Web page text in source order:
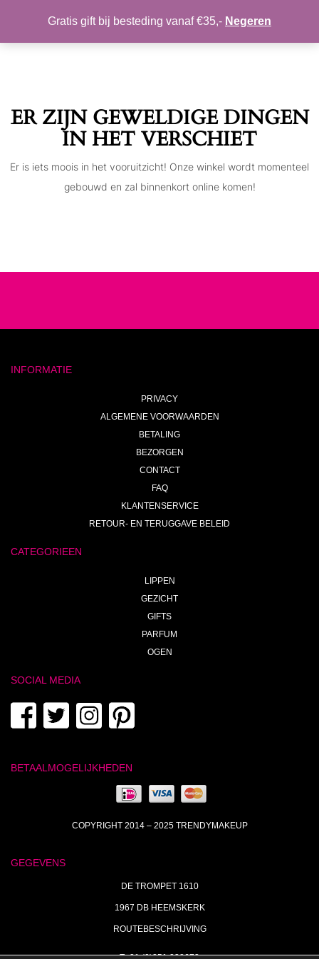
Toggle
MIJN ACCOUNT VERLANGLIJST
ER ZIJN GEWELDIGE DINGEN
IN HET VERSCHIET
Er is iets moois in het vooruitzicht! Onze winkel wordt momenteel
gebouwd en zal binnenkort online komen!
INFORMATIE
PRIVACY
ALGEMENE VOORWAARDEN
BETALING
BEZORGEN
CONTACT
FAQ
KLANTENSERVICE
RETOUR- EN TERUGGAVE BELEID
CATEGORIEEN
LIPPEN
GEZICHT
GIFTS
PARFUM
OGEN
SOCIAL MEDIA
BETAALMOGELIJKHEDEN
COPYRIGHT 2014 – 2025 TRENDYMAKEUP
GEGEVENS
DE TROMPET 1610
1967 DB HEEMSKERK
ROUTEBESCHRIJVING
Gratis gift bij besteding vanaf €35,- Negeren